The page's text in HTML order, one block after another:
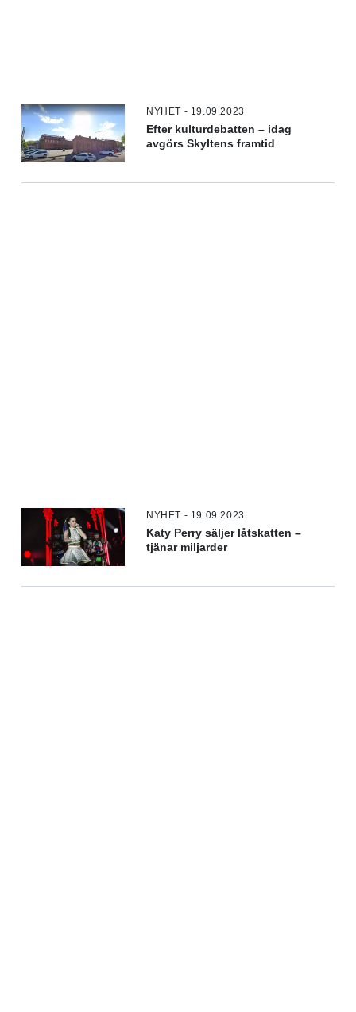
NYHET - 19.09.2023
Efter kulturdebatten – idag
avgörs Skyltens framtid
NYHET - 19.09.2023
Katy Perry säljer låtskatten –
tjänar miljarder